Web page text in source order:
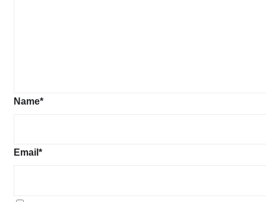
Name*
Email *